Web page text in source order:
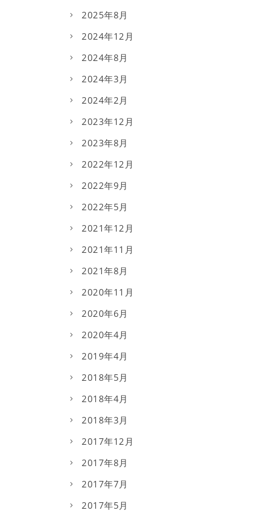
2025年8月
2024年12月
2024年8月
2024年3月
2024年2月
2023年12月
2023年8月
2022年12月
2022年9月
2022年5月
2021年12月
2021年11月
2021年8月
2020年11月
2020年6月
2020年4月
2019年4月
2018年5月
2018年4月
2018年3月
2017年12月
2017年8月
2017年7月
2017年5月